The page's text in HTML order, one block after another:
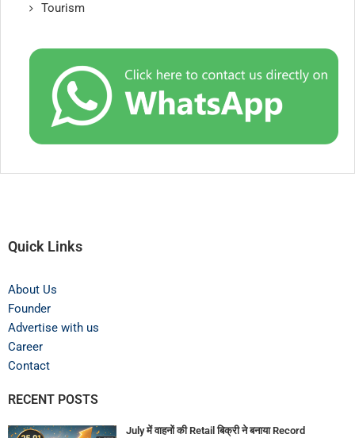
Tourism
Quick Links
About Us
Founder
Advertise with us
Career
Contact
RECENT POSTS
July में वाहनों की Retail बिक्री ने बनाया Record